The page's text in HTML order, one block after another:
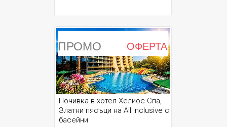
ПРОМО ОФЕРТА
Почивка в хотел Хелиос Спа,
Златни пясъци на All Inclusive с
басейни